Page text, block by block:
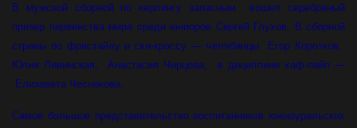
В мужской сборной по керлингу запасным вошел серебряный
призер первенства мира среди юниоров Сергей Глухов. В сборной
страны по фристайлу и ски-кроссу — челябинцы Егор Коротков,
Юлия Ливинская, Анастасия Чирцова, в дициплине хаф-пайп —
Елизавета Чеснокова.
Самое большое представительство воспитанников южноуральских